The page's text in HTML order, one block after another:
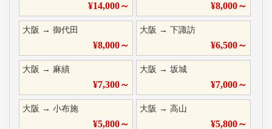
¥14,000～ ¥8,000～
大阪 → 御代田
¥8,000～
大阪 →下諏訪
¥6,500～
大阪 → 麻績
¥7,300～
大阪 →坂城
¥7,000～
大阪 → 小布施
¥5,800～
大阪 →高山
¥5,800～